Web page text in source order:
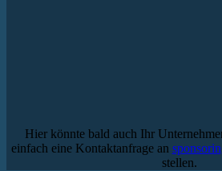
Hier könnte bald auch Ihr
einfach eine Kontaktanfrage an
stellen.